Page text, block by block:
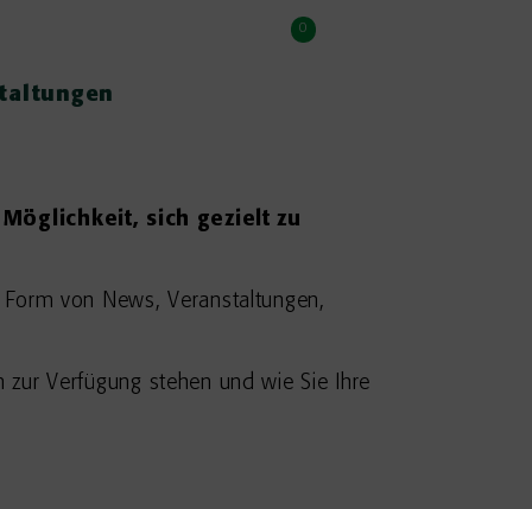
0
sich gezielt zu
von News, Veranstaltungen,
Verfügung stehen und wie Sie Ihre